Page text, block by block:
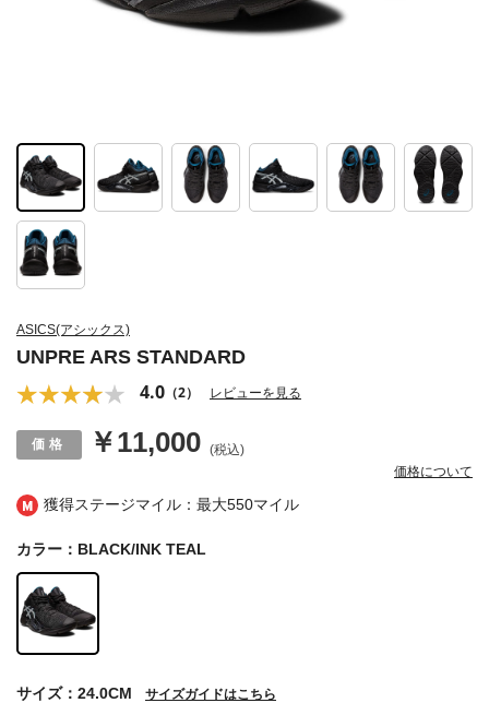
獲得ステージマイル：最大550マイル
ASICS(アシックス)
UNPRE ARS STANDARD
4.0 （2） レビューを見る
￥11,000 (税込)
価格について
カラー：BLACK/INK TEAL
サイズ：24.0CM サイズガイドはこちら